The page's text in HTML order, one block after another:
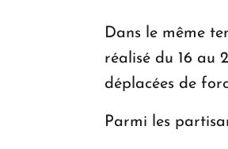
Dans le même
réalisé du 16 au
déplacées de
Parmi les